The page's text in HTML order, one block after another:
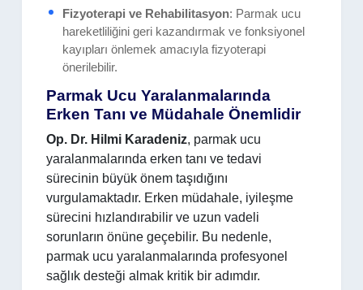
Fizyoterapi ve Rehabilitasyon: Parmak ucu
hareketliliğini geri kazandırmak ve fonksiyonel
kayıpları önlemek amacıyla fizyoterapi
önerilebilir.
Parmak Ucu Yaralanmalarında
Erken Tanı ve Müdahale Önemlidir
Op. Dr. Hilmi Karadeniz, parmak ucu
yaralanmalarında erken tanı ve tedavi
sürecinin büyük önem taşıdığını
vurgulamaktadır. Erken müdahale, iyileşme
sürecini hızlandırabilir ve uzun vadeli
sorunların önüne geçebilir. Bu nedenle,
parmak ucu yaralanmalarında profesyonel
sağlık desteği almak kritik bir adımdır.